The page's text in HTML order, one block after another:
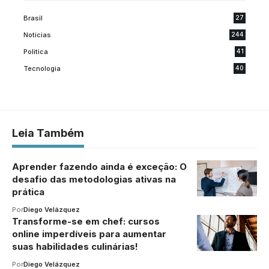
Brasil 27
Noticias 244
Politica 41
Tecnologia 40
Leia Também
Aprender fazendo ainda é exceção: O
desafio das metodologias ativas na
prática
PorDiego Velázquez
Transforme-se em chef: cursos
online imperdíveis para aumentar
suas habilidades culinárias!
PorDiego Velázquez